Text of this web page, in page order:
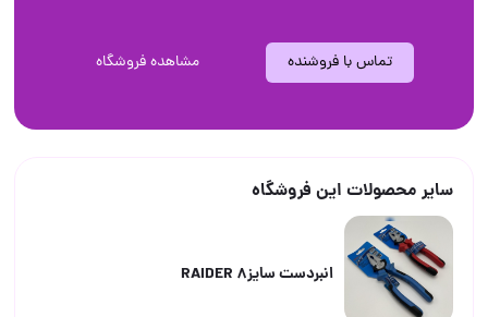
تماس با فروشنده مشاهده فروشگاه
سایر محصولات این فروشگاه
انبردست سایز۸ RAIDER